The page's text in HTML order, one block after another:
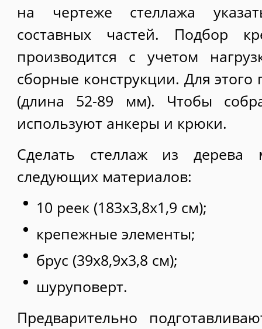
на чертеже стеллажа
составных частей. Подбор
производится с учетом
сборные конструкции. Для
(длина 52-89 мм). Чтобы
используют анкеры и крюки.
Сделать стеллаж из
следующих материалов:
10 реек (183х3,8х1,9 см);
крепежные элементы;
брус (39х8,9х3,8 см);
шуруповерт.
Предварительно